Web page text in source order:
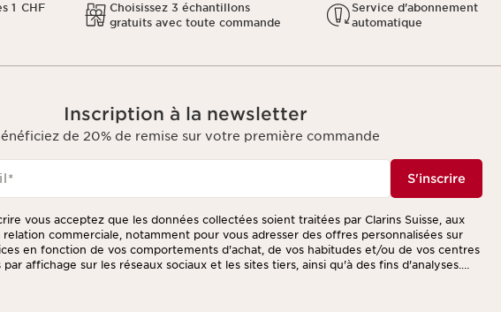
1 CHF
Choisissez 3 échantillons
gratuits avec toute commande
Service d'abonnement
automatique
Inscription à la newsletter
de 20% de remise sur votre première commande
* S'inscrire
vous acceptez que les données collectées soient traitées par Clarins Suisse, aux
commerciale, notamment pour vous adresser des offres personnalisées sur
en fonction de vos comportements d'achat, de vos habitudes et/ou de vos centres
affichage sur les réseaux sociaux et les sites tiers, ainsi qu'à des fins d'analyses.
consentement à tout moment en cliquant sur le lien de désinscription présent